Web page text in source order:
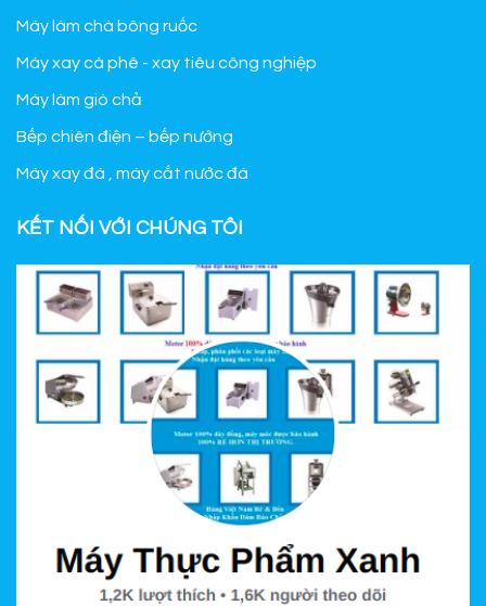
Máy làm chà bông ruốc
Máy xay cà phê - xay tiêu công nghiệp
Máy làm giò chả
Bếp chiên điện – bếp nướng
Máy xay đá , máy cắt nước đá
KẾT NỐI VỚI CHÚNG TÔI